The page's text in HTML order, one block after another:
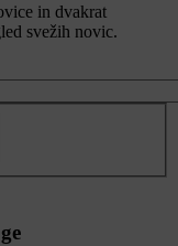
in dvakrat
svežih novic.